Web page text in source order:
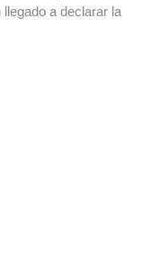
llegado a declarar la